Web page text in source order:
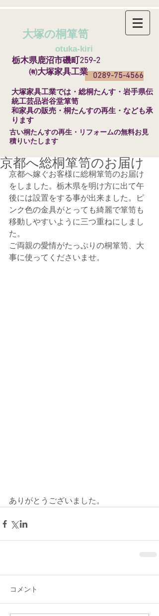
大塚の桐箪笥
otuka-kiri
0289-75-4566
栃木県鹿沼市磯町259-2
㈲大塚家具工業
​大塚家具工業では・総桐たんす・岩手県伝
統工芸品岩谷堂箪笥
和家具の販売・桐たんすの再生・なども承
ります
​古い桐たんすの再生・リフォームの無料お見
積りいたします
京都へ総桐箪笥のお届け
京都へ嫁ぐお客様に総桐箪笥のお届け
をしました。栃木県を明け方に出て午
後には設置をする事が出来ました。ピ
ンク色の金具がとっても綺麗で箪笥も
移動しやすいように三つ重ねにしまし
た。
ご両親の愛情がたっぷりの桐箪笥、大
事に使ってくださいませ。
ありがとうございました。
コメント